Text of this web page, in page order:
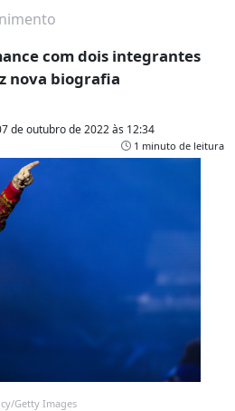
com dois integrantes
nova biografia
de outubro de 2022 às 12:34
1 minuto de leitura
Getty Images